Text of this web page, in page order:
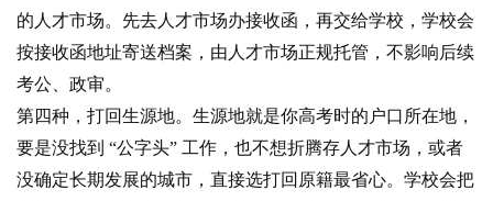
的人才市场。先去人才市场办接收函，再交给学校，学校会
按接收函地址寄送档案，由人才市场正规托管，不影响后续
考公、政审。
第四种，打回生源地。生源地就是你高考时的户口所在地，
要是没找到 “公字头” 工作，也不想折腾存人才市场，或者
没确定长期发展的城市，直接选打回原籍最省心。学校会把